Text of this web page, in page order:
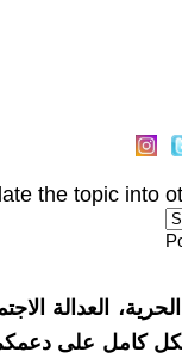
the topic into
العدالة
كامل على